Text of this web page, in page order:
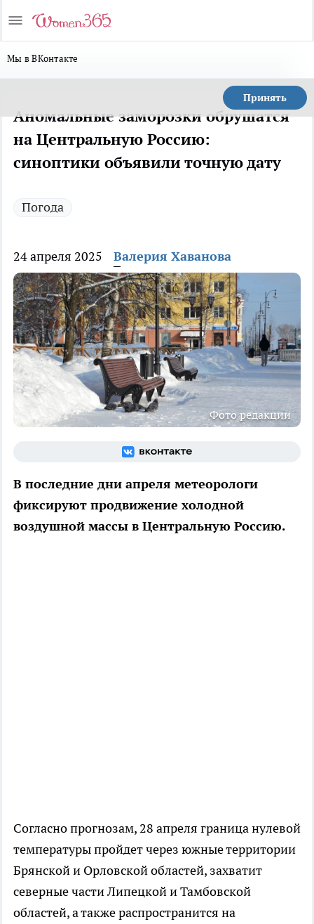
Мы в ВКонтакте
Принять
Аномальные заморозки обрушатся
на Центральную Россию:
синоптики объявили точную дату
Погода
24 апреля 2025 Валерия Хаванова
Фото редакции
В последние дни апреля метеорологи
фиксируют продвижение холодной
воздушной массы в Центральную Россию.
Согласно прогнозам, 28 апреля граница нулевой
температуры пройдет через южные территории
Брянской и Орловской областей, захватит
северные части Липецкой и Тамбовской
областей, а также распространится на